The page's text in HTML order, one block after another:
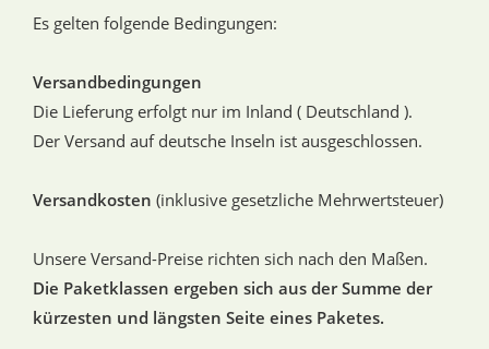
Es gelten folgende Bedingungen:
Versandbedingungen
Die Lieferung erfolgt nur im Inland ( Deutschland ).
Der Versand auf deutsche Inseln ist ausgeschlossen.
Versandkosten (inklusive gesetzliche Mehrwertsteuer)
Unsere Versand-Preise richten sich nach den Maßen.
Die Paketklassen ergeben sich aus der Summe der
kürzesten und längsten Seite eines Paketes.